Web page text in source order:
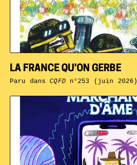
LA FRANCE QU’ON GERBE
Paru dansCQFDn°253 (juin 2026)